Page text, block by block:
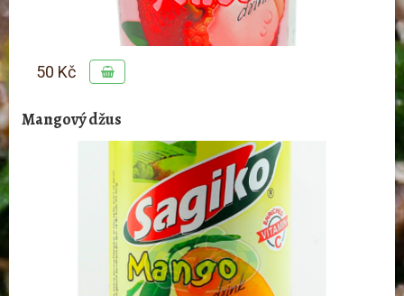
50 Kč
Mangový džus